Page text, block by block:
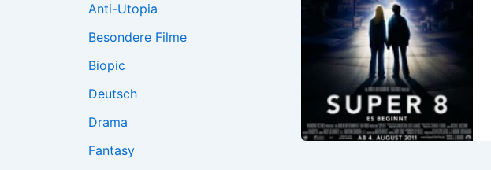
Anti-Utopia
Besondere Filme
Biopic
Deutsch
Drama
Fantasy